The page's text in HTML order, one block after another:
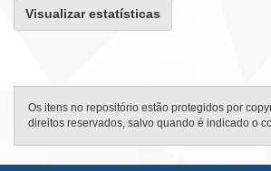
Visualizar estatísticas
Os itens no repositório estão protegidos por
direitos reservados, salvo quando é indicado o